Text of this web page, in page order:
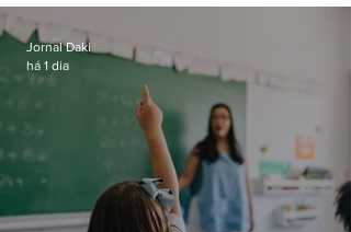
residências de luxo no Rio
Jornal Daki
há 1 dia